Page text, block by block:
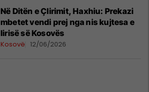
Në Ditën e Çlirimit, Haxhiu: Prekazi
mbetet vendi prej nga nis kujtesa e
lirisë së Kosovës
Kosovë 12/06/2026